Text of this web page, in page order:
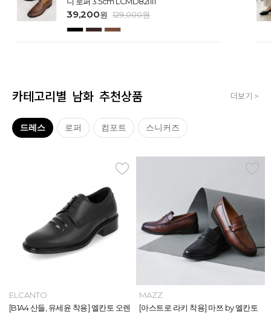
39,200원 129,000원
카테고리별 남화 추천상품 더보기 >
드레스 로퍼 컴포트 스니커즈
MAZZ
마쯔 by 엘칸토 남성 데이엔 스니커즈
INTENSE
[아스트로 엠제이 착용] 인텐스 by 엘
ELCANTO
[B1A4 산들, 유세윤 착용] 엘칸토 오렌
MAZZ
[아스트로 라키 착용] 마쯔 by 엘칸토
MAZZ
[박형식, 지창욱 착용] 마쯔 by 엘칸토
MAZZ
[안보현 착용] 마쯔 by 엘칸토 남성 캐
MAZZ
마쯔 by 엘칸토 남성 데일리 컴포트화
MAZZ
마쯔 by 엘칸토 남성 캐주얼 더비 슈
MAZZ
마쯔 by 엘칸토 남성 데이엔 스니커즈
INTENSE
[아스트로 엠제이 착용] 인텐스 by 엘
ELCANTO
[B1A4 산들, 유세윤 착용] 엘칸토 오렌
MAZZ
[아스트로 라키 착용] 마쯔 by 엘칸토